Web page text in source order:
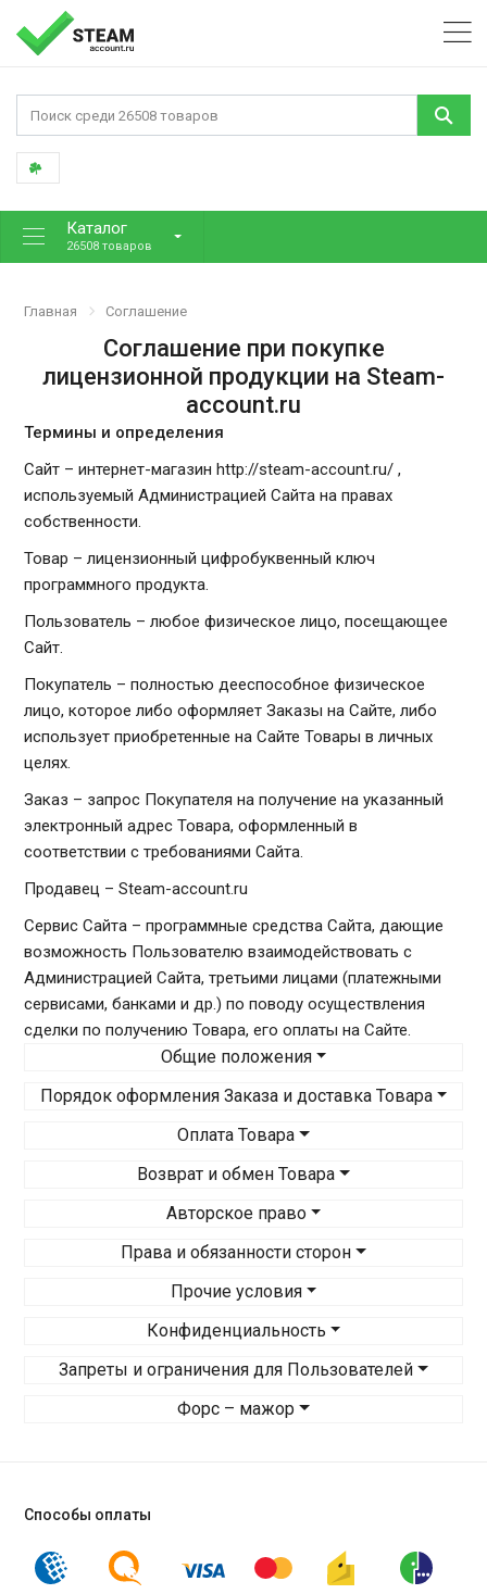
Каталог
26508 товаров
Главная Соглашение
Соглашение при покупке
лицензионной продукции на Steam-
account.ru
Термины и определения
Сайт – интернет-магазин http://steam-account.ru/ ,
используемый Администрацией Сайта на правах
собственности.
Товар – лицензионный цифробуквенный ключ
программного продукта.
Пользователь – любое физическое лицо, посещающее
Сайт.
Покупатель – полностью дееспособное физическое
лицо, которое либо оформляет Заказы на Сайте, либо
использует приобретенные на Сайте Товары в личных
целях.
Заказ – запрос Покупателя на получение на указанный
электронный адрес Товара, оформленный в
соответствии с требованиями Сайта.
Продавец – Steam-account.ru
Сервис Сайта – программные средства Сайта, дающие
возможность Пользователю взаимодействовать с
Администрацией Сайта, третьими лицами (платежными
сервисами, банками и др.) по поводу осуществления
сделки по получению Товара, его оплаты на Сайте.
Общие положения
Порядок оформления Заказа и доставка Товара
Оплата Товара
Возврат и обмен Товара
Авторское право
Права и обязанности сторон
Прочие условия
Конфиденциальность
Запреты и ограничения для Пользователей
Форс – мажор
Способы оплаты